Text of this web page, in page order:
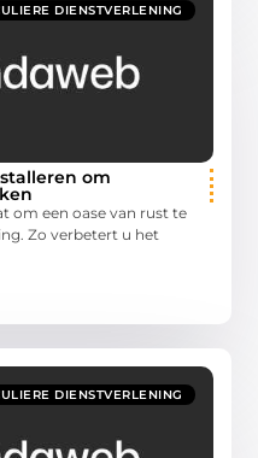
DIENSTVERLENING
om
om een oase van rust te
Zo verbetert u het
DIENSTVERLENING